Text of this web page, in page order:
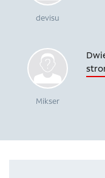
devisu
Mikser